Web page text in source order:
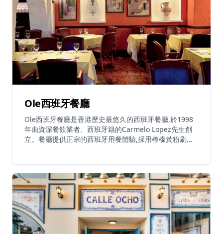
Ole西班牙餐廳
Ole西班牙餐廳是香港歷史最悠久的西班牙餐廳,於1998
年由資深餐飲業者、西班牙籍的Carmelo Lopez先生創
立。餐廳提供正宗的西班牙用餐體驗,採用檸檬黃粉刷牆
整個晚上都有現場結他音樂演奏,營造輕鬆愉快的氛圍。
餐廳位於中環一個寧靜的角落,是白領人士心中的隱世瑰
寶。菜單包括傳統西班牙小吃、海鮮飯、海鮮菜式及其他
地中海特色美食。Ole提供午餐和晚餐服務,設有全套酒
吧、葡萄酒選擇及素食選項。餐廳接受預訂並提供外賣服
務,環境為無煙餐廳並設有免費WiFi。